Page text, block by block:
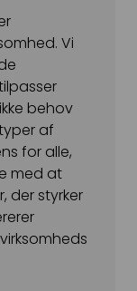
Vi
behov
af
for alle,
med at
der styrker